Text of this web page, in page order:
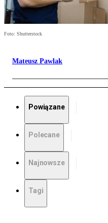
Foto: Shutterstock
Mateusz Pawlak
Powiązane
Polecane
Najnowsze
Tagi